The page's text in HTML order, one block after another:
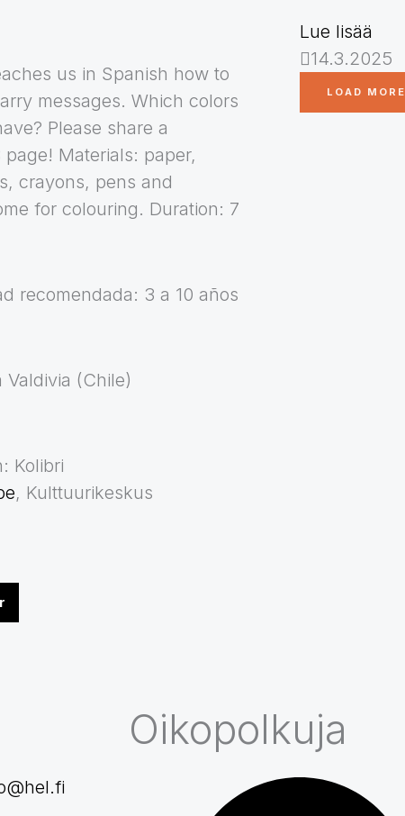
us in Spanish how to
messages. Which colors
Please share a
Materials: paper,
crayons, pens and
for colouring. Duration: 7
recomendada: 3 a 10 años
Valdivia (Chile)
Kolibri
, Kulttuurikeskus
Lue lisää
14.3.2025
LOAD MORE
Oikopolkuja